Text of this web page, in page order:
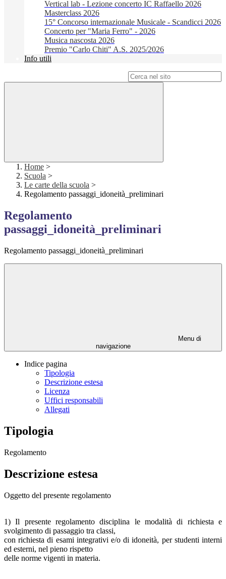
Vertical lab - Lezione concerto IC Raffaello 2026
Masterclass 2026
15° Concorso internazionale Musicale - Scandicci 2026
Concerto per "Maria Ferro" - 2026
Musica nascosta 2026
Premio "Carlo Chiti" A.S. 2025/2026
Info utili
Home >
Scuola >
Le carte della scuola >
Regolamento passaggi_idoneità_preliminari
Regolamento
passaggi_idoneità_preliminari
Regolamento passaggi_idoneità_preliminari
Menu di
navigazione
Indice pagina
Tipologia
Descrizione estesa
Licenza
Uffici responsabili
Allegati
Tipologia
Regolamento
Descrizione estesa
Oggetto del presente regolamento
1) Il presente regolamento disciplina le modalità di richiesta e
svolgimento di passaggio tra classi,
con richiesta di esami integrativi e/o di idoneità, per studenti interni
ed esterni, nel pieno rispetto
delle norme vigenti in materia.